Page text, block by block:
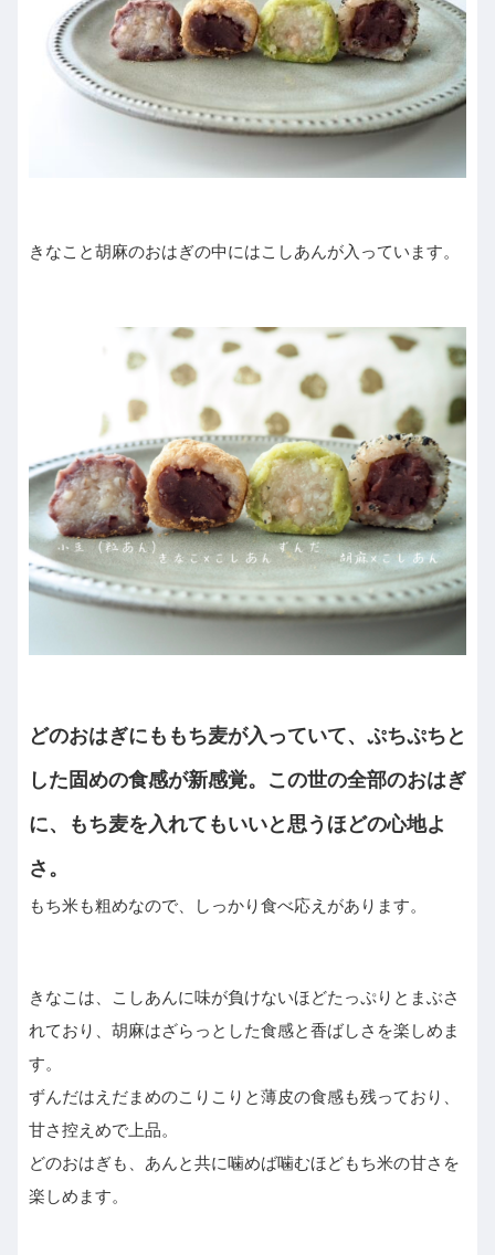
きなこと胡麻のおはぎの中にはこしあんが入っています。
どのおはぎにももち麦が入っていて、ぷちぷちと
した固めの食感が新感覚。この世の全部のおはぎ
に、もち麦を入れてもいいと思うほどの心地よ
さ。
もち米も粗めなので、しっかり食べ応えがあります。
きなこは、こしあんに味が負けないほどたっぷりとまぶさ
れており、胡麻はざらっとした食感と香ばしさを楽しめま
す。
ずんだはえだまめのこりこりと薄皮の食感も残っており、
甘さ控えめで上品。
どのおはぎも、あんと共に噛めば噛むほどもち米の甘さを
楽しめます。